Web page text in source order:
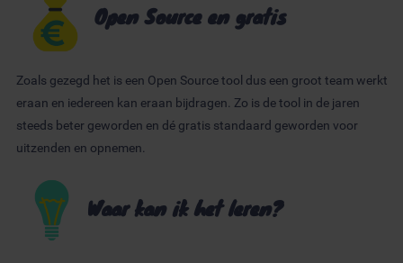
Open Source en gratis
Zoals gezegd het is een Open Source tool dus een groot team werkt
eraan en iedereen kan eraan bijdragen. Zo is de tool in de jaren
steeds beter geworden en dé gratis standaard geworden voor
uitzenden en opnemen.
Waar kan ik het leren?